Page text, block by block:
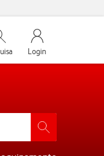
My Vodafone
Login